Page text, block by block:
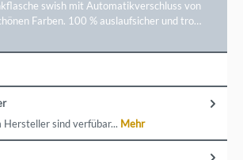
swish mit Automatikverschluss von
Farben. 100 % auslaufsicher und tro…
Hersteller sind verfübar... Mehr